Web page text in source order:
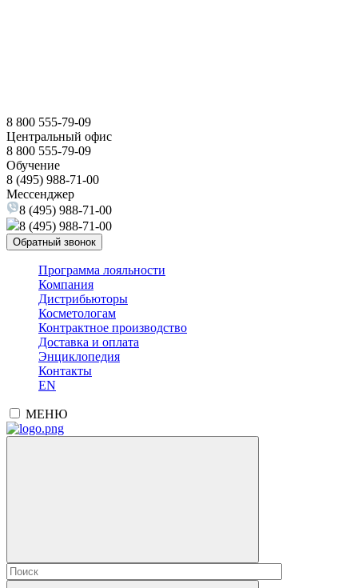
8 800 555-79-09
Центральный офис
8 800 555-79-09
Обучение
8 (495) 988-71-00
Мессенджер
8 (495) 988-71-00
8 (495) 988-71-00
Обратный звонок
Программа лояльности
Компания
Дистрибьюторы
Косметологам
Контрактное производство
Доставка и оплата
Энциклопедия
Контакты
EN
МЕНЮ